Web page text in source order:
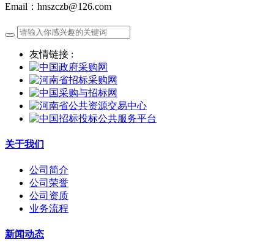
Email：hnszczb@126.com
友情链接 :
关于我们
公司简介
公司荣誉
公司资质
业务流程
新闻动态